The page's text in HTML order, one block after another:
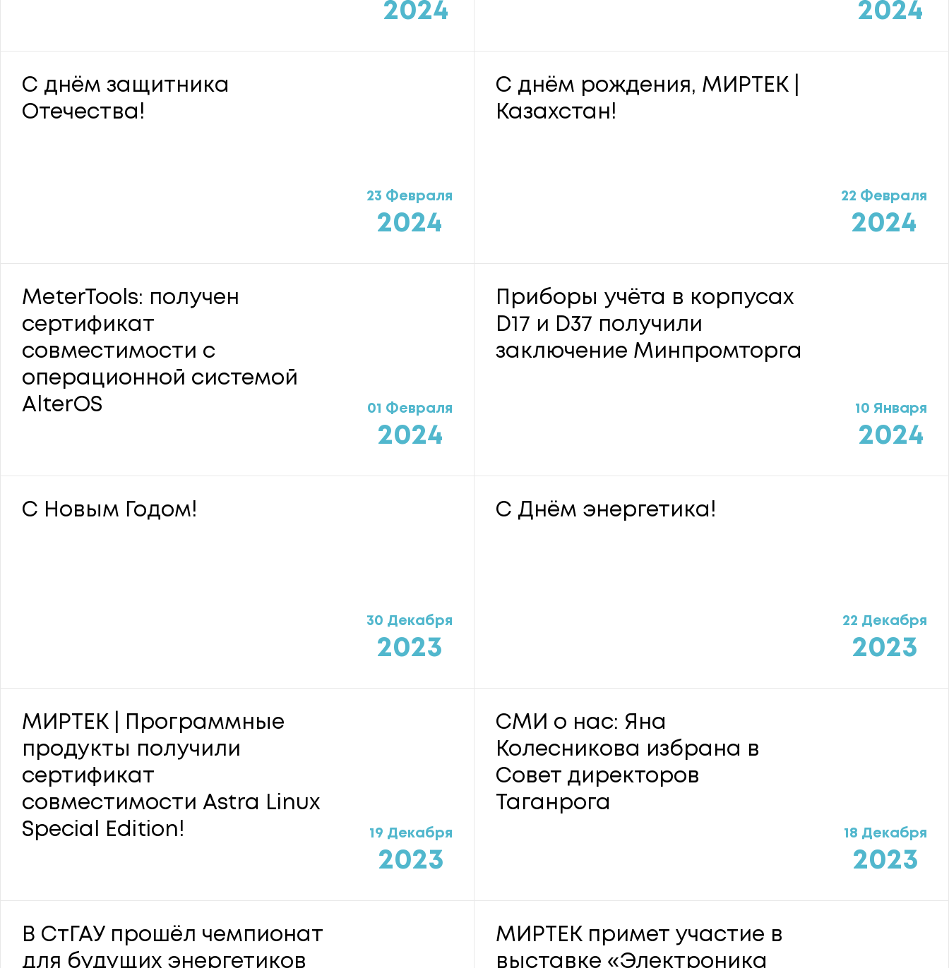
2024 2024
С днём защитника
Отечества!
23 Февраля
2024
С днём рождения, МИРТЕК |
Казахстан!
22 Февраля
2024
MeterTools: получен
сертификат
совместимости с
операционной системой
AlterOS
01 Февраля
2024
Приборы учёта в корпусах
D17 и D37 получили
заключение Минпромторга
10 Января
2024
С Новым Годом!
30 Декабря
2023
С Днём энергетика!
22 Декабря
2023
МИРТЕК | Программные
продукты получили
сертификат
совместимости Astra Linux
Special Edition!
19 Декабря
2023
СМИ о нас: Яна
Колесникова избрана в
Совет директоров
Таганрога
18 Декабря
2023
В СтГАУ прошёл чемпионат
для будущих энергетиков
МИРТЕК примет участие в
выставке «Электроника